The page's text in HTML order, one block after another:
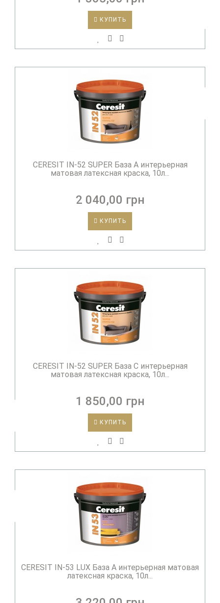
КУПИТЬ
CERESIT IN-52 SUPER База А интерьерная
матовая латексная краска, 10л...
2 040,00 грн
КУПИТЬ
CERESIT IN-52 SUPER База С интерьерная
матовая латексная краска, 10л...
1 850,00 грн
КУПИТЬ
CERESIT IN-53 LUX База А интерьерная матовая
латексная краска, 10л...